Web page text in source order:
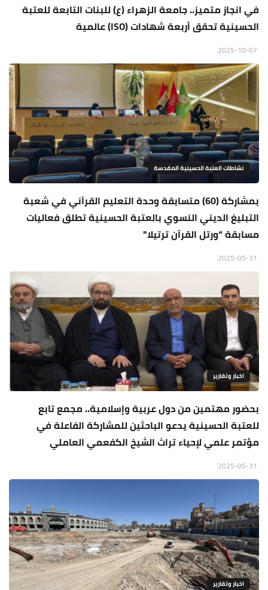
في انجاز متميز.. جامعة الزهراء (ع) للبنات التابعة للعتبة
الحسينية تحقق أربعة شهادات (ISO) عالمية
نشاطات العتبة الحسينية المقدسة
بمشاركة (60) متسابقة وحدة التعليم القرآني في شعبة
التبليغ الديني النسوي بالعتبة الحسينية تطلق فعاليات
مسابقة “ورتل القرآن ترتيلا"
اخبار وتقارير
بحضور مهتمين من دول عربية وإسلامية.. مجمع تابع
للعتبة الحسينية يدعو الباحثين للمشاركة الفاعلة في
مؤتمر علمي لإحياء تراث الشيخ الكفعمي العاملي
اخبار وتقارير